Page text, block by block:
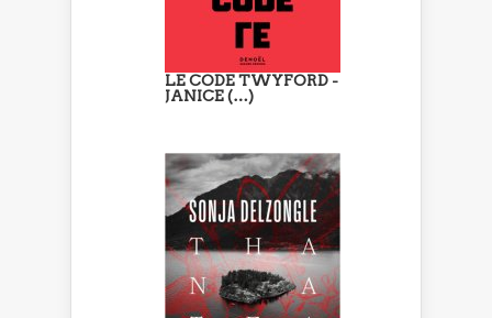
LE CODE TWYFORD -
JANICE (…)